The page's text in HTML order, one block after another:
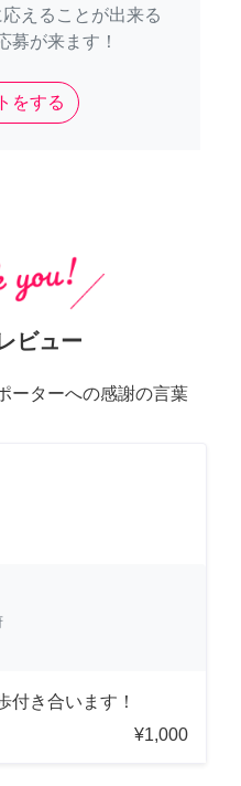
えることが出来る
募が来ます！
をする
ビュー
ーターへの感謝の言葉
き合います！
¥1,000